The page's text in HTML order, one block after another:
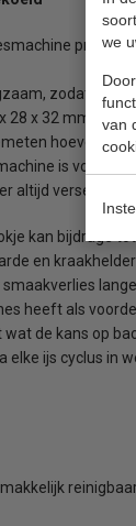
we
van
zodat de
28 x 32 mm. De
is
altijd verse
kan bijdrage
en
heeft als
de kans op
elke ijs cyclus in